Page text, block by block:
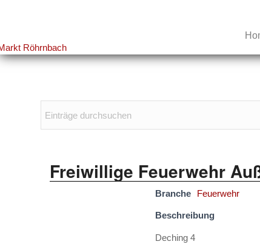
Freiwillige Feuerwehr
Branche Feuerwehr
Beschreibung
Deching 4